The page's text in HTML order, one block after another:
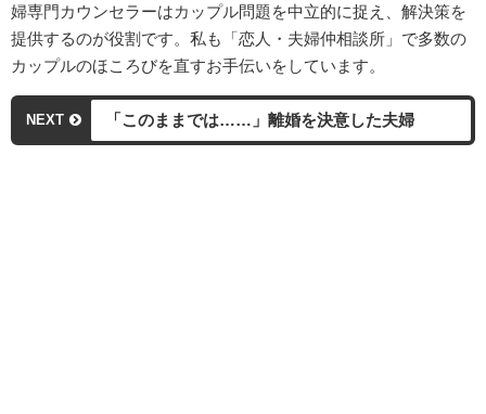
婦専門カウンセラーはカップル問題を中立的に捉え、解決策を
提供するのが役割です。私も「恋人・夫婦仲相談所」で多数の
カップルのほころびを直すお手伝いをしています。
NEXT 「このままでは……」離婚を決意した夫婦